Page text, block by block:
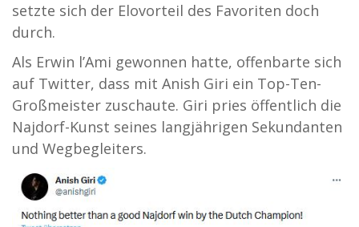
setzte sich der Elovorteil des Favoriten doch
durch.
Als Erwin l’Ami gewonnen hatte, offenbarte sich
auf Twitter, dass mit Anish Giri ein Top-Ten-
Großmeister zuschaute. Giri pries öffentlich die
Najdorf-Kunst seines langjährigen Sekundanten
und Wegbegleiters.